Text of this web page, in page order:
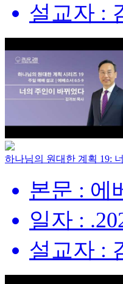
설교자 :
하나님의 원대한 계획 19:
본문 : 에
일자 :
설교자 :